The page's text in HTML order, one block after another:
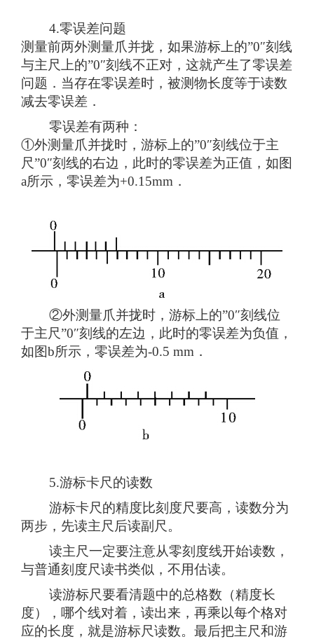
4.零误差问题
测量前两外测量爪并拢，如果游标上的”0″刻线
与主尺上的”0″刻线不正对，这就产生了零误差
问题．当存在零误差时，被测物长度等于读数
减去零误差．
零误差有两种：
①外测量爪并拢时，游标上的”0″刻线位于主
尺”0″刻线的右边，此时的零误差为正值，如图
a所示，零误差为+0.15mm．
②外测量爪并拢时，游标上的”0″刻线位
于主尺”0″刻线的左边，此时的零误差为负值，
如图b所示，零误差为-0.5 mm．
5.游标卡尺的读数
游标卡尺的精度比刻度尺要高，读数分为
两步，先读主尺后读副尺。
读主尺一定要注意从零刻度线开始读数，
与普通刻度尺读书类似，不用估读。
读游标尺要看清题中的总格数（精度长
度），哪个线对着，读出来，再乘以每个格对
应的长度，就是游标尺读数。最后把主尺和游